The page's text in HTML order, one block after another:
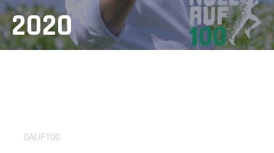
2020
0AUF100